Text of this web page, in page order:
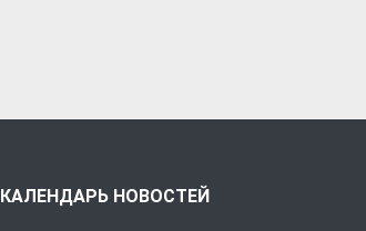
КАЛЕНДАРЬ НОВОСТЕЙ